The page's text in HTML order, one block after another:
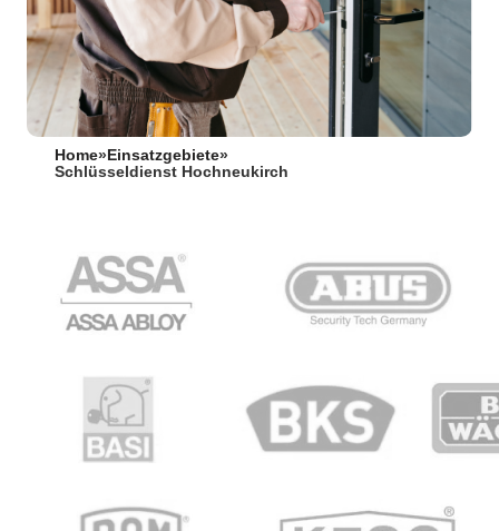
Home» Einsatzgebiete»
Schlüsseldienst Hochneukirch